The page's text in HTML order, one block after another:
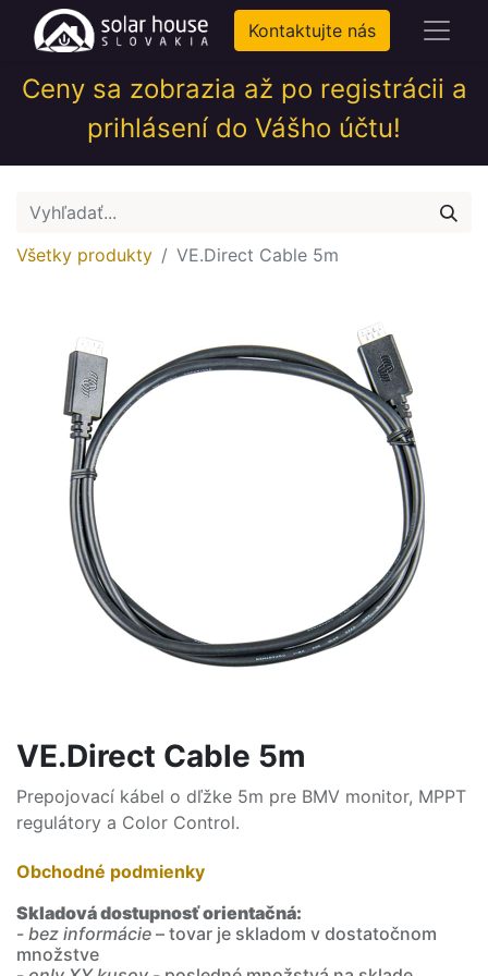
Kontaktujte nás
Ceny sa zobrazia až po registrácii a
prihlásení do Vášho účtu!
Všetky produkty VE.Direct Cable 5m
VE.Direct Cable 5m
Prepojovací kábel o dľžke 5m pre BMV monitor, MPPT
regulátory a Color Control.
Obchodné podmienky
Skladová dostupnosť orientačná:
- bez informácie – tovar je skladom v dostatočnom
množstve